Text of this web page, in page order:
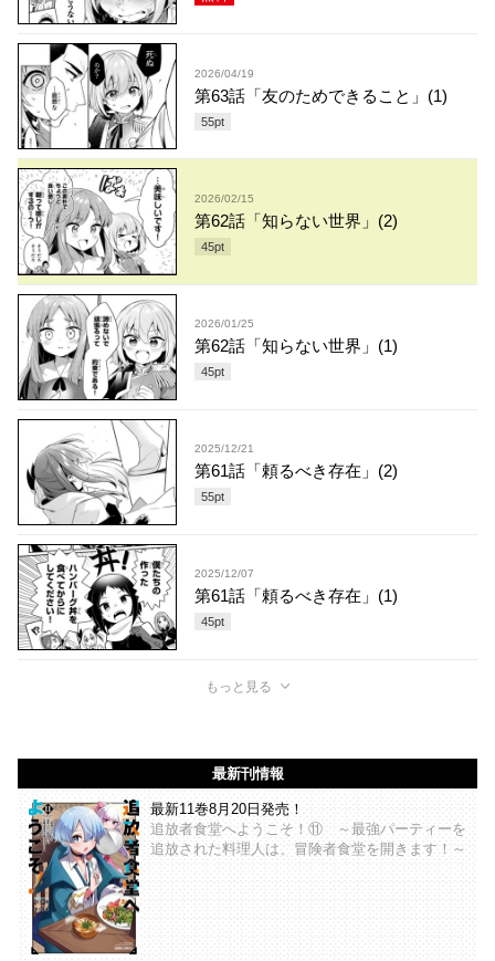
2026/04/19
第63話「友のためできること」(1)
55pt
2026/02/15
第62話「知らない世界」(2)
45pt
2026/01/25
第62話「知らない世界」(1)
45pt
2025/12/21
第61話「頼るべき存在」(2)
55pt
2025/12/07
第61話「頼るべき存在」(1)
45pt
もっと見る
最新刊情報
最新11巻8月20日発売！
追放者食堂へようこそ！⑪ ～最強パーティーを
追放された料理人は、冒険者食堂を開きます！～